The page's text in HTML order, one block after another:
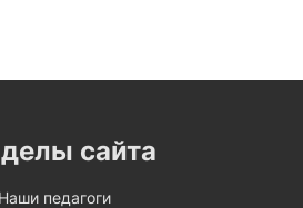
сайта
Наши педагоги